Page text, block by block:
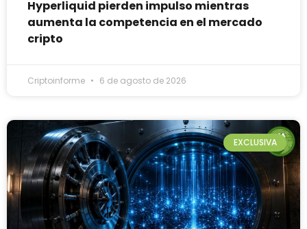
Hyperliquid pierden impulso mientras
aumenta la competencia en el mercado
cripto
Criptoinforme 6 de agosto de 2026
EXCLUSIVA